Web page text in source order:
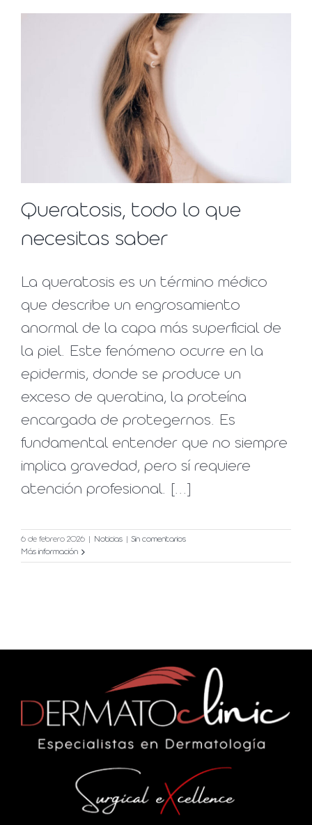
Queratosis, todo lo que
necesitas saber
La queratosis es un término médico
que describe un engrosamiento
anormal de la capa más superficial de
la piel. Este fenómeno ocurre en la
epidermis, donde se produce un
exceso de queratina, la proteína
encargada de protegernos. Es
fundamental entender que no siempre
implica gravedad, pero sí requiere
atención profesional. [...]
6 de febrero 2026 Noticias
Sin comentarios
Más información